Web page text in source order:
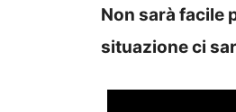
Non sarà facile
situazione ci